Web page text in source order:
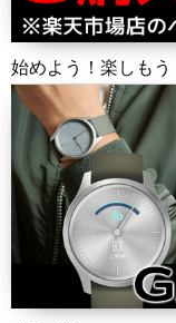
始めよう！楽しも